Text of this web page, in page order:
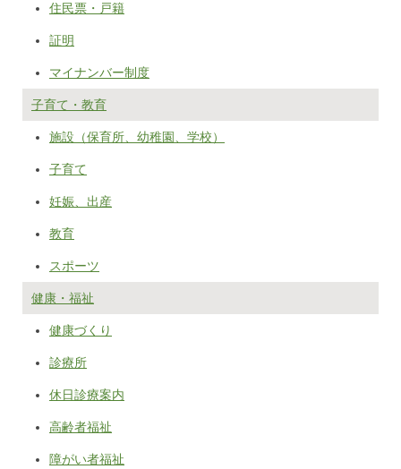
住民票・戸籍
証明
マイナンバー制度
子育て・教育
施設（保育所、幼稚園、学校）
子育て
妊娠、出産
教育
スポーツ
健康・福祉
健康づくり
診療所
休日診療案内
高齢者福祉
障がい者福祉